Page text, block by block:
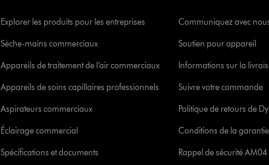
Explorer les produits pour les entreprises
Sèche-mains commerciaux
Appareils de traitement de l’air commerciaux
Appareils de soins capillaires professionnels
Aspirateurs commerciaux
Éclairage commercial
Spécifications et documents
Communiquez avec
Soutien pour appareil
Informations sur la
Suivre votre commande
Politique de retours de
Conditions de la
Rappel de sécurité